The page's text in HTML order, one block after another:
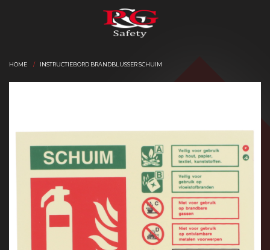
HOME INSTRUCTIEBORD BRANDBLUSSER SCHUIM